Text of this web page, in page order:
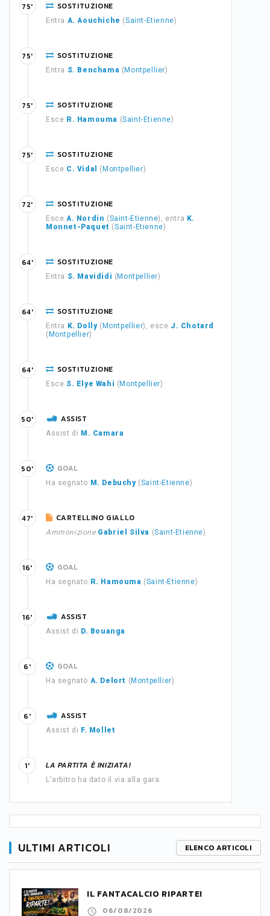
SOSTITUZIONE
Entra A. Aouchiche (Saint-Etienne)
75'
SOSTITUZIONE
Entra S. Benchama ( Montpellier)
75'
SOSTITUZIONE
Esce R. Hamouma (Saint-Etienne)
75'
SOSTITUZIONE
Esce C. Vidal ( Montpellier)
75'
SOSTITUZIONE
Esce A. Nordin (Saint-Etienne), entra K.
Monnet-Paquet (Saint-Etienne)
72'
SOSTITUZIONE
Entra S. Mavididi ( Montpellier)
64'
SOSTITUZIONE
Entra K. Dolly( Montpellier), esce J. Chotard
( Montpellier)
64'
SOSTITUZIONE
Esce S. Elye Wahi ( Montpellier)
64'
ASSIST
Assist di M. Camara
50'
GOAL
Ha segnato M. Debuchy(Saint-Etienne)
50'
CARTELLINO GIALLO
Ammonizione Gabriel Silva (Saint-Etienne)
47'
GOAL
Ha segnato R. Hamouma (Saint-Etienne)
16'
ASSIST
Assist di D. Bouanga
16'
GOAL
Ha segnato A. Delort ( Montpellier)
6'
ASSIST
Assist di F. Mollet
6'
LA PARTITA È INIZIATA!
L'arbitro ha dato il via alla gara.
1'
ULTIMI ARTICOLI ELENCO ARTICOLI
IL FANTACALCIO RIPARTE!
06/08/2026